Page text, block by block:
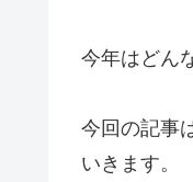
今年はどん
今回の記事
いきます。